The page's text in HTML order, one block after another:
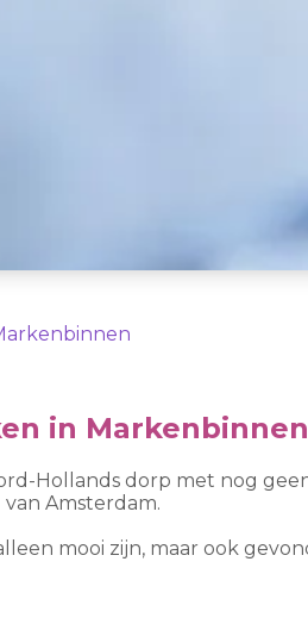
in Markenbinnen
Hollands dorp met nog
Amsterdam.
mooi zijn, maar ook